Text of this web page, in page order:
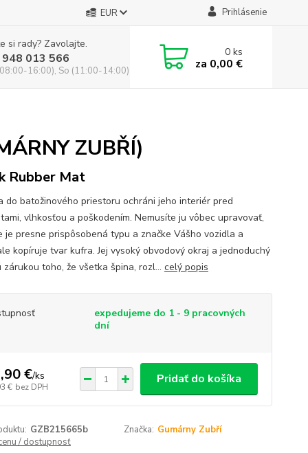
EUR Prihlásenie
si rady? Zavolajte.
013 566
16:00), So (11:00-14:00)
0ks
za 0,00 €
ZUBŘÍ)
Rubber Mat
do batožinového priestoru ochráni jeho interiér pred
vlhkosťou a poškodením. Nemusíte ju vôbec upravovať,
je presne prispôsobená typu a značke Vášho vozidla a
kopíruje tvar kufra. Jej vysoký obvodový okraj a jednoduchý
zárukou toho, že všetka špina, rozl... celý popis
expedujeme do 1 - 9 pracovných
dní
€/ks
€ bez DPH
Pridať do košíka
GZB215665b Značka: Gumárny Zubří
/ dostupnosť